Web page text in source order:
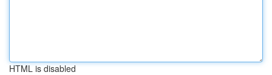
HTML is disabled